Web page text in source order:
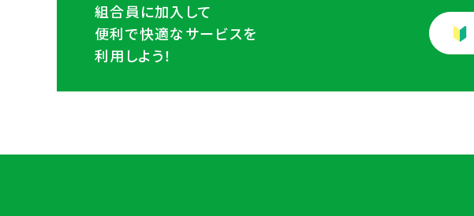
組合員に加入して
便利で快適なサービスを
利用しよう！